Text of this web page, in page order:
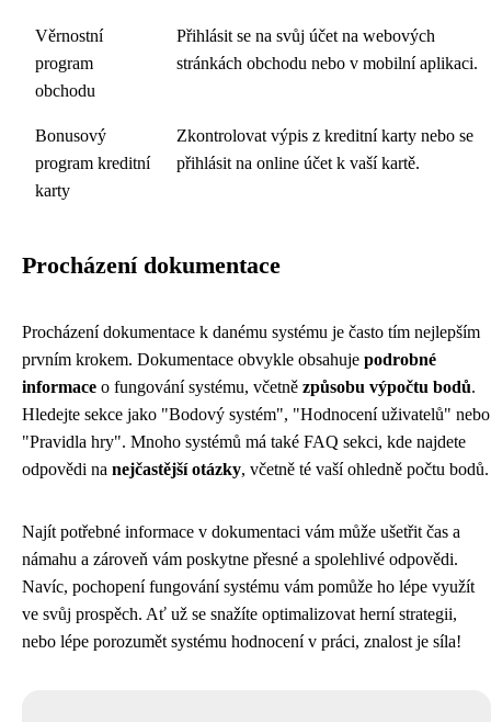
Věrnostní
program
obchodu
Přihlásit se na svůj účet na webových
stránkách obchodu nebo v mobilní aplikaci.
Bonusový
program kreditní
karty
Zkontrolovat výpis z kreditní karty nebo se
přihlásit na online účet k vaší kartě.
Procházení dokumentace
Procházení dokumentace k danému systému je často tím nejlepším
prvním krokem. Dokumentace obvykle obsahuje podrobné
informace o fungování systému, včetně způsobu výpočtu bodů.
Hledejte sekce jako "Bodový systém", "Hodnocení uživatelů" nebo
"Pravidla hry". Mnoho systémů má také FAQ sekci, kde najdete
odpovědi na nejčastější otázky, včetně té vaší ohledně počtu bodů.
Najít potřebné informace v dokumentaci vám může ušetřit čas a
námahu a zároveň vám poskytne přesné a spolehlivé odpovědi.
Navíc, pochopení fungování systému vám pomůže ho lépe využít
ve svůj prospěch. Ať už se snažíte optimalizovat herní strategii,
nebo lépe porozumět systému hodnocení v práci, znalost je síla!